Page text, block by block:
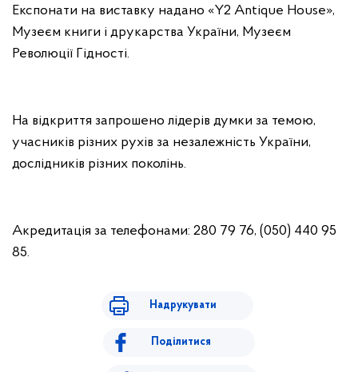
Експонати на виставку надано «Y2 Antique House»,
Музеєм книги і друкарства України, Музеєм
Революції Гідності.
На відкриття запрошено лідерів думки за темою,
учасників різних рухів за незалежність України,
дослідників різних поколінь.
Акредитація за телефонами: 280 79 76, (050) 440 95
85.
Надрукувати
Поділитися